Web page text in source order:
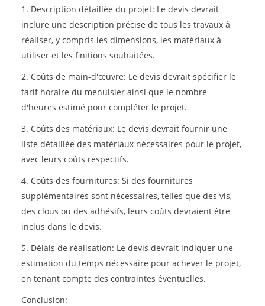
1. Description détaillée du projet: Le devis devrait
inclure une description précise de tous les travaux à
réaliser, y compris les dimensions, les matériaux à
utiliser et les finitions souhaitées.
2. Coûts de main-d'œuvre: Le devis devrait spécifier le
tarif horaire du menuisier ainsi que le nombre
d'heures estimé pour compléter le projet.
3. Coûts des matériaux: Le devis devrait fournir une
liste détaillée des matériaux nécessaires pour le projet,
avec leurs coûts respectifs.
4. Coûts des fournitures: Si des fournitures
supplémentaires sont nécessaires, telles que des vis,
des clous ou des adhésifs, leurs coûts devraient être
inclus dans le devis.
5. Délais de réalisation: Le devis devrait indiquer une
estimation du temps nécessaire pour achever le projet,
en tenant compte des contraintes éventuelles.
Conclusion: